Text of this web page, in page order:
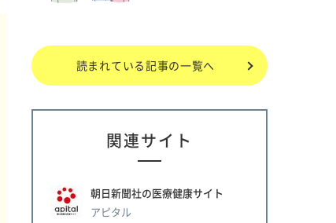
読まれている記事の一覧へ
関連サイト
朝日新聞社の医療健康サイト
アピタル